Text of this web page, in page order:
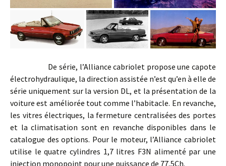
De série, l’Alliance cabriolet propose une capote
électrohydraulique, la direction assistée n’est qu’en à elle de
série uniquement sur la version DL, et la présentation de la
voiture est améliorée tout comme l’habitacle. En revanche,
les vitres électriques, la fermeture centralisées des portes
et la climatisation sont en revanche disponibles dans le
catalogue des options. Pour le moteur, l’Alliance cabriolet
utilise le quatre cylindres 1,7 litres F3N alimenté par une
injection monopoint pour une puissance de 77,5Ch.